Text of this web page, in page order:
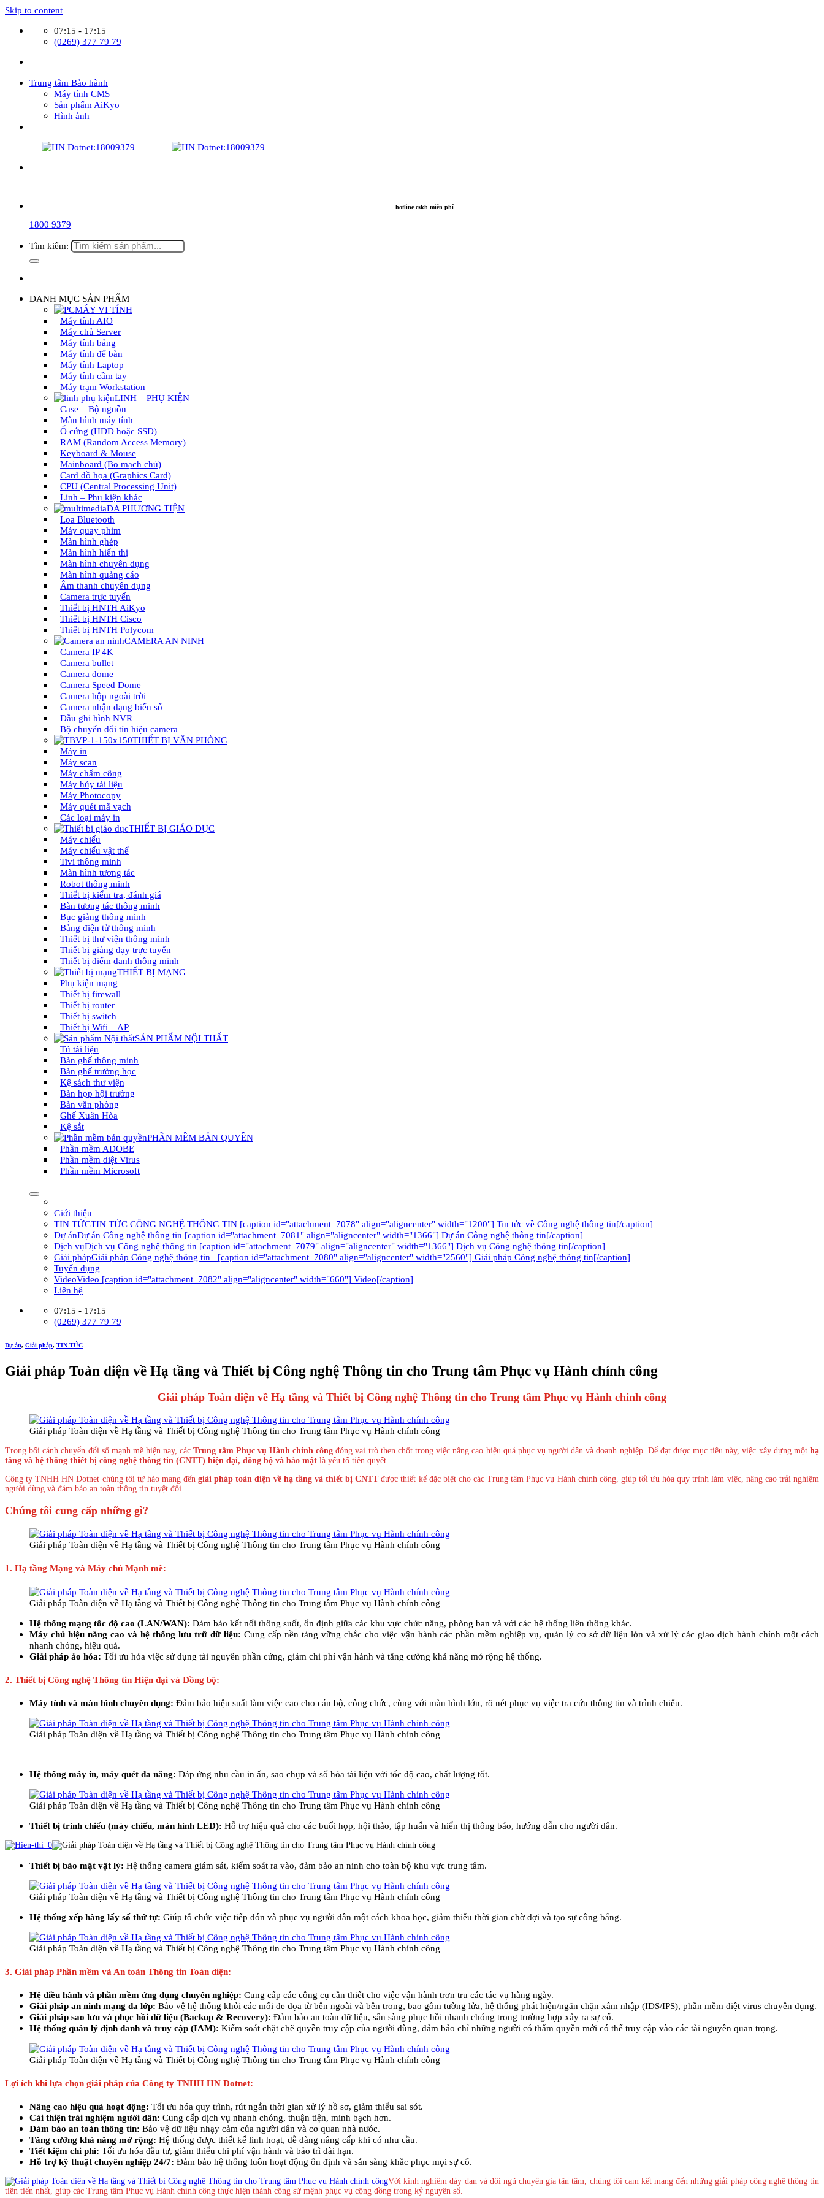
Skip to content
07:15 - 17:15
(0269) 377 79 79
Trung tâm Bảo hành
Máy tính CMS
Sản phẩm AiKyo
Hình ảnh
hotline cskh miễn phí
1800 9379
Tìm kiếm:
DANH MỤC SẢN PHẨM
MÁY VI TÍNH
Máy tính AIO
Máy chủ Server
Máy tính bảng
Máy tính để bàn
Máy tính Laptop
Máy tính cầm tay
Máy trạm Workstation
LINH – PHỤ KIỆN
Case – Bộ nguồn
Màn hình máy tính
Ổ cứng (HDD hoặc SSD)
RAM (Random Access Memory)
Keyboard & Mouse
Mainboard (Bo mạch chủ)
Card đồ họa (Graphics Card)
CPU (Central Processing Unit)
Linh – Phụ kiện khác
ĐA PHƯƠNG TIỆN
Loa Bluetooth
Máy quay phim
Màn hình ghép
Màn hình hiển thị
Màn hình chuyên dụng
Màn hình quảng cáo
Âm thanh chuyên dụng
Camera trực tuyến
Thiết bị HNTH AiKyo
Thiết bị HNTH Cisco
Thiết bị HNTH Polycom
CAMERA AN NINH
Camera IP 4K
Camera bullet
Camera dome
Camera Speed Dome
Camera hộp ngoài trời
Camera nhận dạng biển số
Đầu ghi hình NVR
Bộ chuyển đổi tín hiệu camera
THIẾT BỊ VĂN PHÒNG
Máy in
Máy scan
Máy chấm công
Máy hủy tài liệu
Máy Photocopy
Máy quét mã vạch
Các loại máy in
THIẾT BỊ GIÁO DỤC
Máy chiếu
Máy chiếu vật thể
Tivi thông minh
Màn hình tương tác
Robot thông minh
Thiết bị kiểm tra, đánh giá
Bàn tương tác thông minh
Bục giảng thông minh
Bảng điện tử thông minh
Thiết bị thư viện thông minh
Thiết bị giảng dạy trực tuyến
Thiết bị điểm danh thông minh
THIẾT BỊ MẠNG
Phụ kiện mạng
Thiết bị firewall
Thiết bị router
Thiết bị switch
Thiết bị Wifi – AP
SẢN PHẨM NỘI THẤT
Tủ tài liệu
Bàn ghế thông minh
Bàn ghế trường học
Kệ sách thư viện
Bàn họp hội trường
Bàn văn phòng
Ghế Xuân Hòa
Kệ sắt
PHẦN MỀM BẢN QUYỀN
Phần mềm ADOBE
Phần mềm diệt Virus
Phần mềm Microsoft
Giới thiệu
TIN TỨCTIN TỨC CÔNG NGHỆ THÔNG TIN [caption id="attachment_7078" align="aligncenter" width="1200"] Tin tức về Công nghệ thông tin[/caption]
Dự ánDự án Công nghệ thông tin [caption id="attachment_7081" align="aligncenter" width="1366"] Dự án Công nghệ thông tin[/caption]
Dịch vụDịch vụ Công nghệ thông tin [caption id="attachment_7079" align="aligncenter" width="1366"] Dịch vụ Công nghệ thông tin[/caption]
Giải phápGiải pháp Công nghệ thông tin [caption id="attachment_7080" align="aligncenter" width="2560"] Giải pháp Công nghệ thông tin[/caption]
Tuyển dụng
VideoVideo [caption id="attachment_7082" align="aligncenter" width="660"] Video[/caption]
Liên hệ
07:15 - 17:15
(0269) 377 79 79
Dự án, Giải pháp, TIN TỨC
Giải pháp Toàn diện về Hạ tầng và Thiết bị Công nghệ Thông tin cho Trung tâm Phục vụ Hành chính công
Giải pháp Toàn diện về Hạ tầng và Thiết bị Công nghệ Thông tin cho Trung tâm Phục vụ Hành chính công
Giải pháp Toàn diện về Hạ tầng và Thiết bị Công nghệ Thông tin cho Trung tâm Phục vụ Hành chính công
Trong bối cảnh chuyển đổi số mạnh mẽ hiện nay, cácTrung tâm Phục vụ Hành chính công đóng vai trò then chốt trong việc nâng cao hiệu quả phục vụ người dân và doanh nghiệp. Để đạt được mục tiêu này, việc xây dựng mộthạ
tầng và hệ thống thiết bị công nghệ thông tin (CNTT) hiện đại, đồng bộ và bảo mật là yếu tố tiên quyết.
Công ty TNHH HN Dotnet chúng tôi tự hào mang đếngiải pháp toàn diện về hạ tầng và thiết bị CNTTđược thiết kế đặc biệt cho các Trung tâm Phục vụ Hành chính công, giúp tối ưu hóa quy trình làm việc, nâng cao trải nghiệm
người dùng và đảm bảo an toàn thông tin tuyệt đối.
Chúng tôi cung cấp những gì?
Giải pháp Toàn diện về Hạ tầng và Thiết bị Công nghệ Thông tin cho Trung tâm Phục vụ Hành chính công
1. Hạ tầng Mạng và Máy chủ Mạnh mẽ:
Giải pháp Toàn diện về Hạ tầng và Thiết bị Công nghệ Thông tin cho Trung tâm Phục vụ Hành chính công
Hệ thống mạng tốc độ cao (LAN/WAN): Đảm bảo kết nối thông suốt, ổn định giữa các khu vực chức năng, phòng ban và với các hệ thống liên thông khác.
Máy chủ hiệu năng cao và hệ thống lưu trữ dữ liệu: Cung cấp nền tảng vững chắc cho việc vận hành các phần mềm nghiệp vụ, quản lý cơ sở dữ liệu lớn và xử lý các giao dịch hành chính một cách
nhanh chóng, hiệu quả.
Giải pháp ảo hóa: Tối ưu hóa việc sử dụng tài nguyên phần cứng, giảm chi phí vận hành và tăng cường khả năng mở rộng hệ thống.
2. Thiết bị Công nghệ Thông tin Hiện đại và Đồng bộ:
Máy tính và màn hình chuyên dụng: Đảm bảo hiệu suất làm việc cao cho cán bộ, công chức, cùng với màn hình lớn, rõ nét phục vụ việc tra cứu thông tin và trình chiếu.
Giải pháp Toàn diện về Hạ tầng và Thiết bị Công nghệ Thông tin cho Trung tâm Phục vụ Hành chính công
Hệ thống máy in, máy quét đa năng: Đáp ứng nhu cầu in ấn, sao chụp và số hóa tài liệu với tốc độ cao, chất lượng tốt.
Giải pháp Toàn diện về Hạ tầng và Thiết bị Công nghệ Thông tin cho Trung tâm Phục vụ Hành chính công
Thiết bị trình chiếu (máy chiếu, màn hình LED): Hỗ trợ hiệu quả cho các buổi họp, hội thảo, tập huấn và hiển thị thông báo, hướng dẫn cho người dân.
Thiết bị bảo mật vật lý: Hệ thống camera giám sát, kiểm soát ra vào, đảm bảo an ninh cho toàn bộ khu vực trung tâm.
Giải pháp Toàn diện về Hạ tầng và Thiết bị Công nghệ Thông tin cho Trung tâm Phục vụ Hành chính công
Hệ thống xếp hàng lấy số thứ tự: Giúp tổ chức việc tiếp đón và phục vụ người dân một cách khoa học, giảm thiểu thời gian chờ đợi và tạo sự công bằng.
Giải pháp Toàn diện về Hạ tầng và Thiết bị Công nghệ Thông tin cho Trung tâm Phục vụ Hành chính công
3. Giải pháp Phần mềm và An toàn Thông tin Toàn diện:
Hệ điều hành và phần mềm ứng dụng chuyên nghiệp: Cung cấp các công cụ cần thiết cho việc vận hành trơn tru các tác vụ hàng ngày.
Giải pháp an ninh mạng đa lớp: Bảo vệ hệ thống khỏi các mối đe dọa từ bên ngoài và bên trong, bao gồm tường lửa, hệ thống phát hiện/ngăn chặn xâm nhập (IDS/IPS), phần mềm diệt virus chuyên dụng.
Giải pháp sao lưu và phục hồi dữ liệu (Backup & Recovery): Đảm bảo an toàn dữ liệu, sẵn sàng phục hồi nhanh chóng trong trường hợp xảy ra sự cố.
Hệ thống quản lý định danh và truy cập (IAM): Kiểm soát chặt chẽ quyền truy cập của người dùng, đảm bảo chỉ những người có thẩm quyền mới có thể truy cập vào các tài nguyên quan trọng.
Giải pháp Toàn diện về Hạ tầng và Thiết bị Công nghệ Thông tin cho Trung tâm Phục vụ Hành chính công
Lợi ích khi lựa chọn giải pháp của Công ty TNHH HN Dotnet:
Nâng cao hiệu quả hoạt động: Tối ưu hóa quy trình, rút ngắn thời gian xử lý hồ sơ, giảm thiểu sai sót.
Cải thiện trải nghiệm người dân: Cung cấp dịch vụ nhanh chóng, thuận tiện, minh bạch hơn.
Đảm bảo an toàn thông tin: Bảo vệ dữ liệu nhạy cảm của người dân và cơ quan nhà nước.
Tăng cường khả năng mở rộng: Hệ thống được thiết kế linh hoạt, dễ dàng nâng cấp khi có nhu cầu.
Tiết kiệm chi phí: Tối ưu hóa đầu tư, giảm thiểu chi phí vận hành và bảo trì dài hạn.
Hỗ trợ kỹ thuật chuyên nghiệp 24/7: Đảm bảo hệ thống luôn hoạt động ổn định và sẵn sàng khắc phục mọi sự cố.
Với kinh nghiệm dày dạn và đội ngũ chuyên gia tận tâm, chúng tôi cam kết mang đến những giải pháp công nghệ thông tin
tiên tiến nhất, giúp các Trung tâm Phục vụ Hành chính công thực hiện thành công sứ mệnh phục vụ cộng đồng trong kỷ nguyên số.